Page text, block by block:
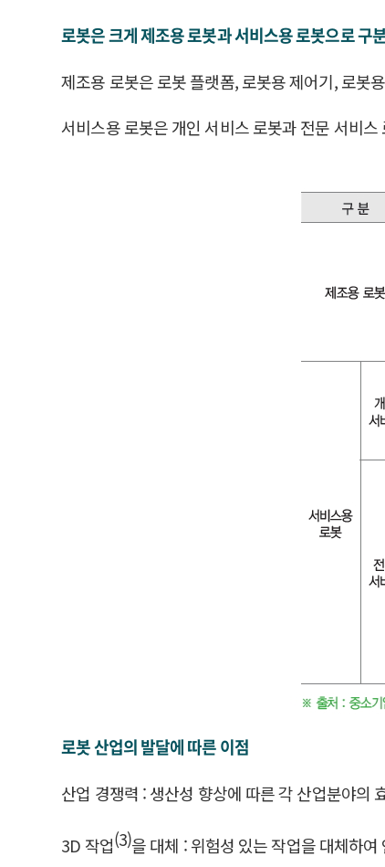
로봇은 크게 제조용 로봇과 서비스용 로봇으로 구
제조용 로봇은 로봇 플랫폼, 로봇용 제어기, 로봇
서비스용 로봇은 개인 서비스 로봇과 전문 서비스
로봇 산업의 발달에 따른 이점
산업 경쟁력 : 생산성 향상에 따른 각 산업분야의
3D 작업(3)을 대체 : 위험성 있는 작업을 대체하